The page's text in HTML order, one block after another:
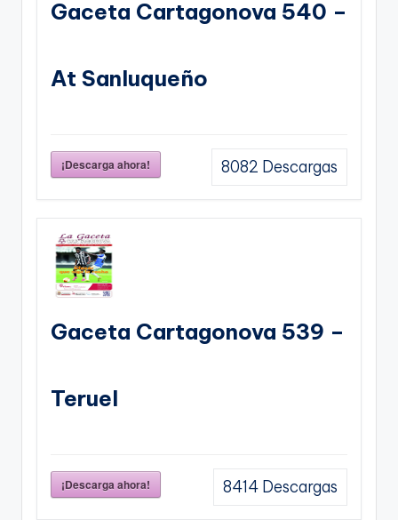
Gaceta Cartagonova 540 –
At Sanluqueño
¡Descarga ahora! 8082 Descargas
Gaceta Cartagonova 539 –
Teruel
¡Descarga ahora! 8414 Descargas